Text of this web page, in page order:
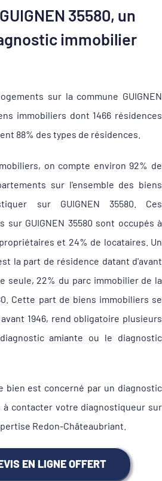
35580, un
immobilier
sur la commune GUIGNEN
immobiliers dont 1466 résidences
88% des types de résidences.
on compte environ 92% de
sur l'ensemble des biens
sur GUIGNEN 35580. Ces
GUIGNEN 35580 sont occupés à
et 24% de locataires. Un
la part de résidence datant d'avant
seule, 22% du parc immobilier de la
Cette part de biens immobiliers se
1946, rend obligatoire plusieurs
amiante ou le diagnostic
bien est concerné par un diagnostic
à contacter votre diagnostiqueur sur
Redon-Châteaubriant.
EN LIGNE OFFERT